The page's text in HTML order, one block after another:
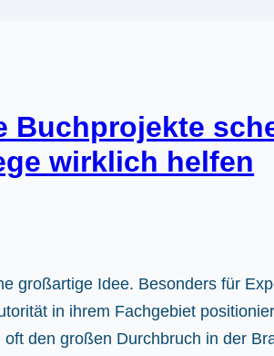
Buchprojekte
wirklich helfen
großartige Idee. Besonders für
in ihrem Fachgebiet
den großen Durchbruch in der